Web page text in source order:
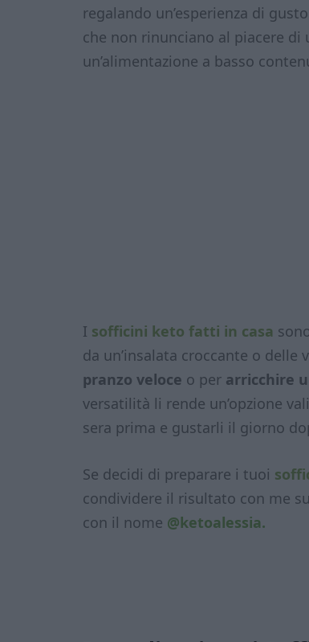
regalando un’esperienza di
che non rinunciano al piacere
un’alimentazione a basso
I sofficini keto fatti in casa
da un’insalata croccante o
pranzo veloce o per arricchire
versatilità li rende un’opzione
sera prima e gustarli il giorno
Se decidi di preparare i tuoi
condividere il risultato con me
con il nome @ketoalessia.